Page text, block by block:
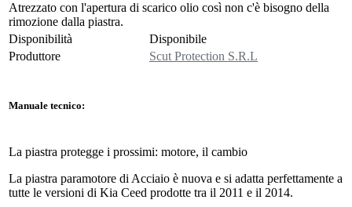
Atrezzato con l'apertura di scarico olio così non c'è bisogno della
rimozione dalla piastra.
Disponibilità
Disponibile
Produttore
Scut Protection S.R.L
Manuale tecnico:
La piastra protegge i prossimi: motore, il cambio
La piastra paramotore di Acciaio è nuova e si adatta perfettamente a
tutte le versioni di Kia Ceed prodotte tra il 2011 e il 2014.